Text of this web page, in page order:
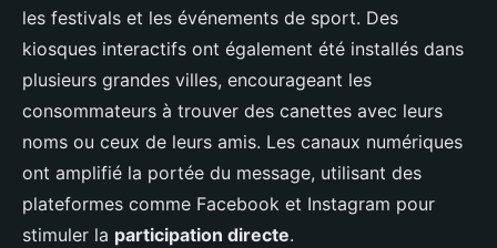
les festivals et les événements de sport. Des
kiosques interactifs ont également été installés dans
plusieurs grandes villes, encourageant les
consommateurs à trouver des canettes avec leurs
noms ou ceux de leurs amis. Les canaux numériques
ont amplifié la portée du message, utilisant des
plateformes comme Facebook et Instagram pour
stimuler la participation directe.